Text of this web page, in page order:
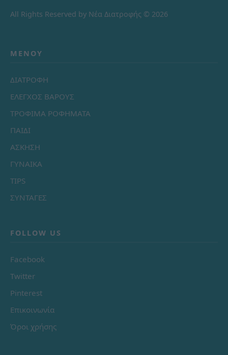
All Rights Reserved by Νέα Διατροφής © 2026
ΜΕΝΟΎ
ΔΙΑΤΡΟΦΗ
ΕΛΕΓΧΟΣ ΒΑΡΟΥΣ
ΤΡΟΦΙΜΑ ΡΟΦΗΜΑΤΑ
ΠΑΙΔΙ
ΑΣΚΗΣΗ
ΓΥΝΑΙΚΑ
TIPS
ΣΥΝΤΑΓΕΣ
FOLLOW US
Facebook
Twitter
Pinterest
Επικοινωνία
Όροι χρήσης